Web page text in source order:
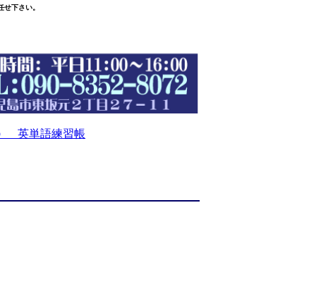
下さい。
単語練習帳